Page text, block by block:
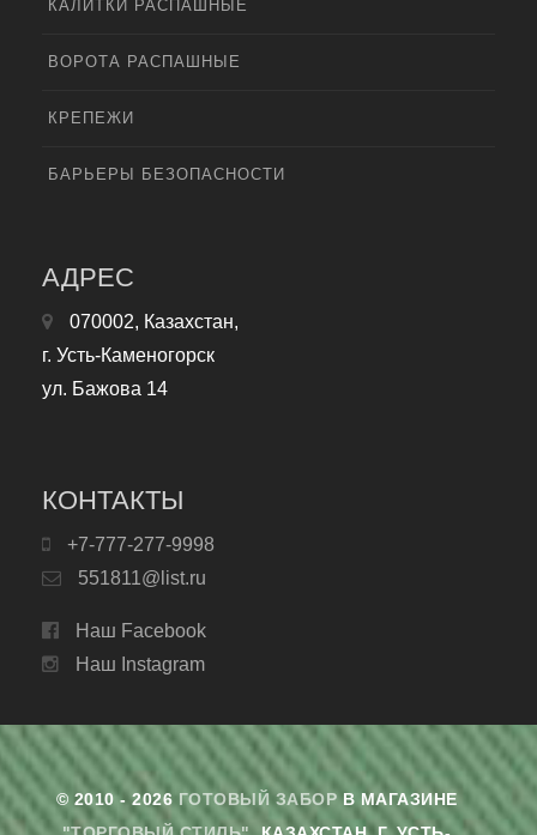
КАЛИТКИ РАСПАШНЫЕ
ВОРОТА РАСПАШНЫЕ
КРЕПЕЖИ
БАРЬЕРЫ БЕЗОПАСНОСТИ
АДРЕС
070002, Казахстан,
г. Усть-Каменогорск
ул. Бажова 14
КОНТАКТЫ
+7-777-277-9998
551811@list.ru
Наш Facebook
Наш Instagram
© 2010 - 2026 ГОТОВЫЙ ЗАБОРВ МАГАЗИНЕ